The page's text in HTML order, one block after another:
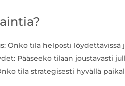
Onko tila helposti löydettävissä
Pääseekö tilaan joustavasti
tila strategisesti hyvällä